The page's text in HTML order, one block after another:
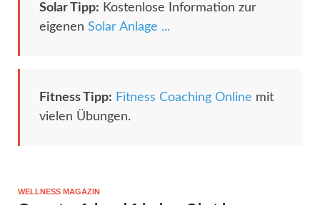
Solar Tipp: Kostenlose Information zur
eigenen Solar Anlage ...
Fitness Tipp: Fitness Coaching Online mit
vielen Übungen.
WELLNESS MAGAZIN